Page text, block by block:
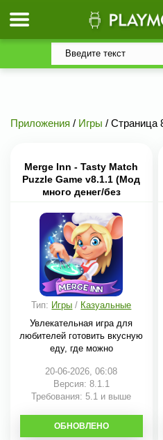
Приложения / Игры / Страница
Merge Inn - Tasty Match
Puzzle Game v8.1.1 (Мод
много денег/без
Тип: Игры / Казуальные
Увлекательная игра для
любителей готовить вкусную
еду, где можно
20-06-2026, 06:08
Версия: 8.1.1
Требования: 5.1 и выше
СКАЧАТЬ
ОБНОВЛЕНО